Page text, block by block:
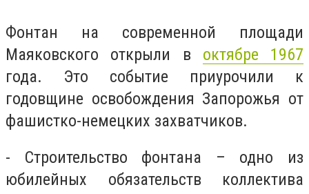
Фонтан на современной площади
Маяковского открыли в октябре 1967
года. Это событие приурочили к
годовщине освобождения Запорожья от
фашистко-немецких захватчиков.
- Строительство фонтана – одно из
юбилейных обязательств коллектива